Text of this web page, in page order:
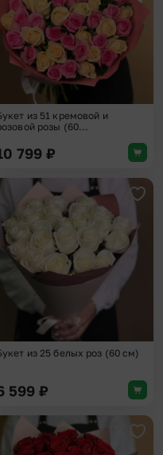
из 51 кремовой и
розы (60...
799 ₽
в избранное
из 25 белых роз (60 см)
599 ₽
в избранное